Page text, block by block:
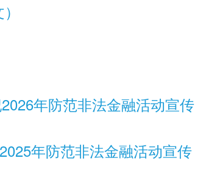
年防范非法金融活动宣传
年防范非法金融活动宣传